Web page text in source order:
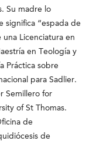
Su madre lo
significa “espada de
una Licenciatura en
en Teología y
Práctica sobre
para Sadlier.
Semillero for
of St Thomas.
de
de